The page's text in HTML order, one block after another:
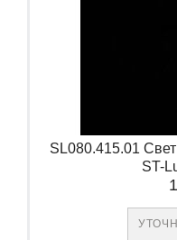
SL080.415.01
ST-